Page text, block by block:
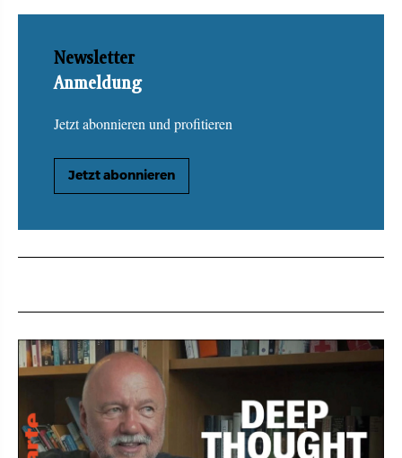
Newsletter
Anmeldung
Jetzt abonnieren und profitieren
Jetzt abonnieren